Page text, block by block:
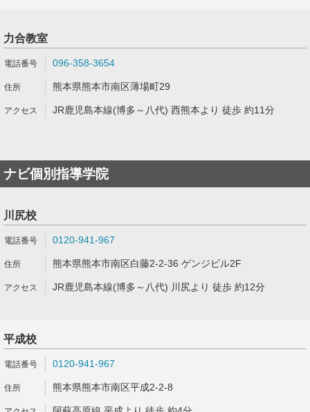
力合教室
096-358-3654
熊本県熊本市南区薄場町29
JR鹿児島本線(博多～八代) 西熊本より 徒歩 約11分
ナビ個別指導学院
川尻校
0120-941-967
熊本県熊本市南区白藤2-2-36 ゲンジビル2F
JR鹿児島本線(博多～八代) 川尻より 徒歩 約12分
平成校
0120-941-967
熊本県熊本市南区平成2-2-8